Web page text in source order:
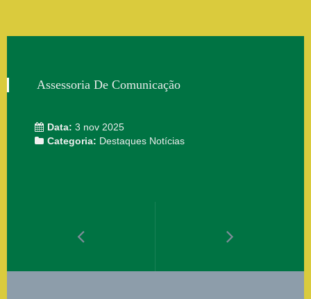
Assessoria De Comunicação
Data: 3 nov 2025
Categoria: Destaques Notícias